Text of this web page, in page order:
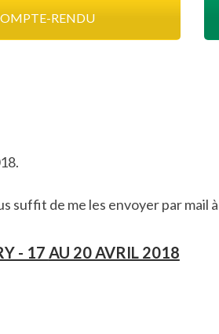
RENDU
suffit de me les envoyer par mail
- 17 AU 20 AVRIL 2018